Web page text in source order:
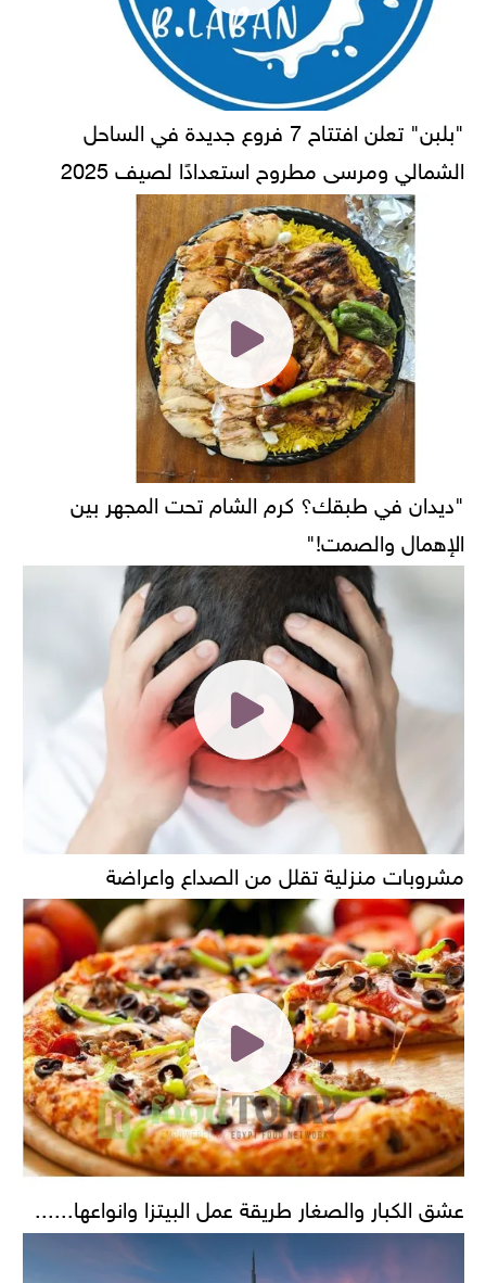
"بلبن" تعلن افتتاح 7 فروع جديدة في الساحل
الشمالي ومرسى مطروح استعدادًا لصيف 2025
"ديدان في طبقك؟ كرم الشام تحت المجهر بين
الإهمال والصمت!"
مشروبات منزلية تقلل من الصداع واعراضة
عشق الكبار والصغار طريقة عمل البيتزا وانواعها......